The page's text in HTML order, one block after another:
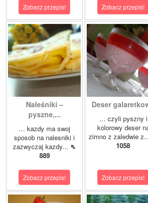
Zobacz przepis! Zobacz przepis!
Naleśniki –
pyszne,...
… kazdy ma swoj
sposob na nalesniki i
zazwyczaj kazdy... ⇖
889
Zobacz przepis!
Deser
… czyli pyszny i
kolorowy deser
zimno z zaledwie
1058
Zobacz przepis!